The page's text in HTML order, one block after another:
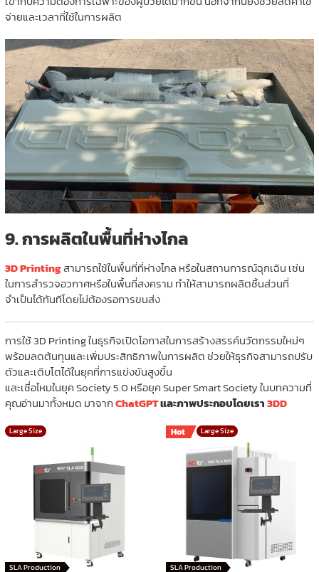
จ่ายและเวลาที่ใช้ในการผลิต
9.การผลิตในพื้นที่ห่างไกล
3D Printingสามารถใช้ในพื้นที่ที่ห่างไกล หรือในสถานการณ์ฉุกเฉิน เช่น
ในการสำรวจอวกาศหรือในพื้นที่สงคราม ทำให้สามารถผลิตชิ้นส่วนที่
จำเป็นได้ทันทีโดยไม่ต้องรอการขนส่ง
การใช้ 3D Printing ในธุรกิจเปิดโอกาสในการสร้างสรรค์นวัตกรรมใหม่ๆ
พร้อมลดต้นทุนและเพิ่มประสิทธิภาพในการผลิต ช่วยให้ธุรกิจสามารถปรับ
ตัวและเติบโตได้ในยุคที่การแข่งขันสูงขึ้น
และเชื่อไหมในยุค Society 5.0 หรือยุค Super Smart Society ในบทความที่
คุณอ่านมาทั้งหมด มาจากChatGPTและภาพประกอบโดยเรา3DD
SLA Production
Large Size Hot Large Size
SLA Production